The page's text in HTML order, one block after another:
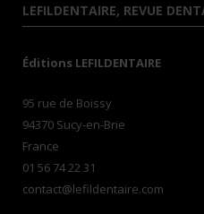
LEFILDENTAIRE, REVUE
Éditions LEFILDENTAIRE
95 rue de Boissy
94370 Sucy-en-Brie
France
01 56 74 22 31
contact@lefildentaire.com